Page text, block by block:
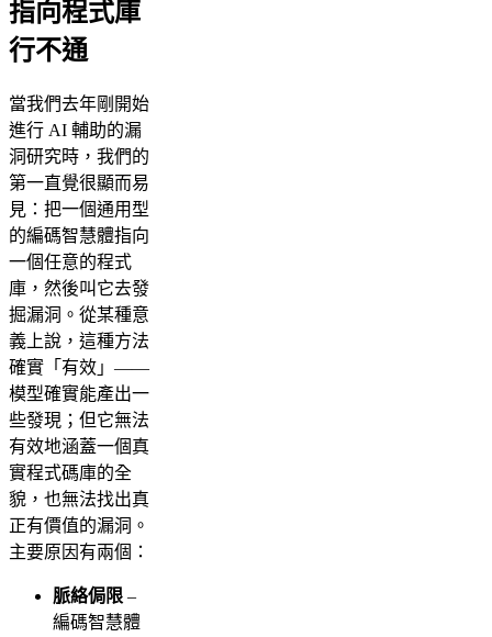
指向程式庫
行不通
當我們去年剛開始
進行 AI 輔助的漏
洞研究時，我們的
第一直覺很顯而易
見：把一個通用型
的編碼智慧體指向
一個任意的程式
庫，然後叫它去發
掘漏洞。從某種意
義上說，這種方法
確實「有效」——
模型確實能產出一
些發現；但它無法
有效地涵蓋一個真
實程式碼庫的全
貌，也無法找出真
正有價值的漏洞。
主要原因有兩個：
脈絡侷限 –
編碼智慧體